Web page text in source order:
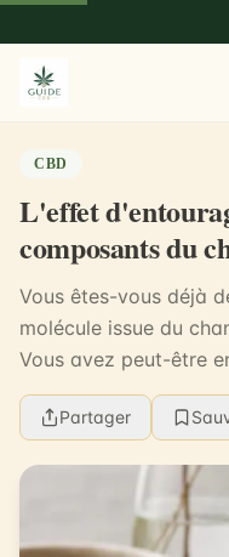
CBD
L'effet
composants du
Vous êtes-vous déjà
molécule issue du
Vous avez peut-être
d’entourage, ce
Partager